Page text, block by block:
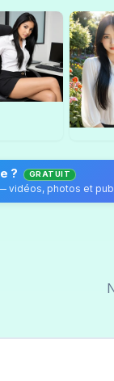
? GRATUIT